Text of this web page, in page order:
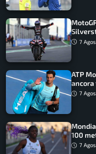
7
ATP
ancora
7
100
7